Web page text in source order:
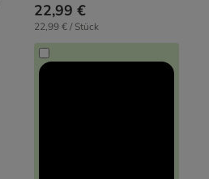
22,99 €
22,99 € / Stück